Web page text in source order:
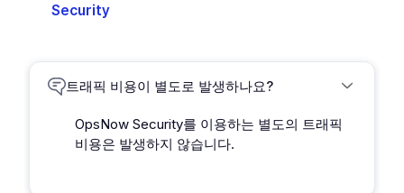
Security
트래픽 비용이 별도로 발생하나요?
OpsNow Security를 이용하는 별도의 트래픽
비용은 발생하지 않습니다.